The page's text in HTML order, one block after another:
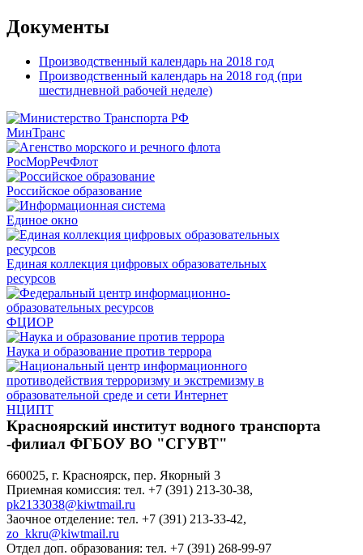
Документы
Производственный календарь на 2018 год
Производственный календарь на 2018 год (при
шестидневной рабочей неделе)
МинТранс
РосМорРечФлот
Российское образование
Единое окно
Единая коллекция цифровых образовательных
ресурсов
ФЦИОР
Наука и образование против террора
НЦИПТ
Красноярский институт водного транспорта
-филиал ФГБОУ ВО "СГУВТ"
660025, г. Красноярск, пер. Якорный 3
Приемная комиссия: тел. +7 (391) 213-30-38,
pk2133038@kiwtmail.ru
Заочное отделение: тел. +7 (391) 213-33-42,
zo_kkru@kiwtmail.ru
Отдел доп. образования: тел. +7 (391) 268-99-97